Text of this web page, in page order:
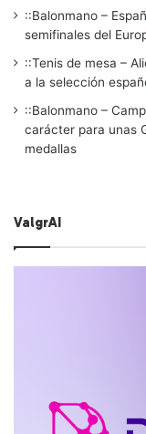
::Balonmano –
semifinales del
::Tenis de mesa –
a la selección
::Balonmano –
carácter para unas
medallas
ValgrAI